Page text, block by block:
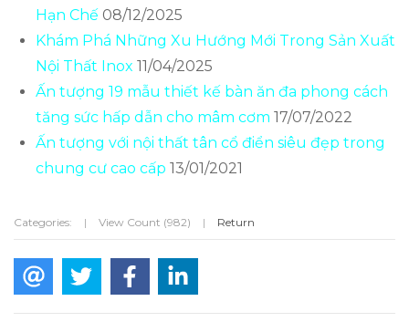
Hạn Chế 08/12/2025
Khám Phá Những Xu Hướng Mới Trong Sản Xuất
Nội Thất Inox 11/04/2025
Ấn tượng 19 mẫu thiết kế bàn ăn đa phong cách
tăng sức hấp dẫn cho mâm cơm 17/07/2022
Ấn tượng với nội thất tân cổ điển siêu đẹp trong
chung cư cao cấp 13/01/2021
Categories: | View Count (982) | Return